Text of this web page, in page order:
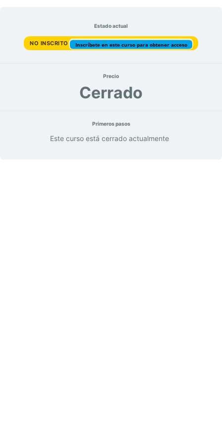
Estado actual
NO INSCRITO Inscríbete en este curso para obtener acceso
Precio
Cerrado
Primeros pasos
Este curso está cerrado actualmente